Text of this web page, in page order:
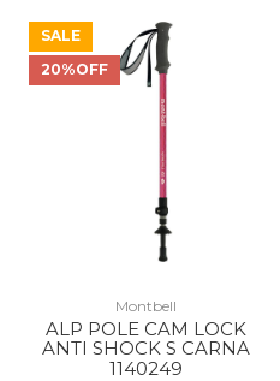
SALE
20%OFF
Montbell
ALP POLE CAM LOCK
ANTI SHOCK S CARNA
1140249